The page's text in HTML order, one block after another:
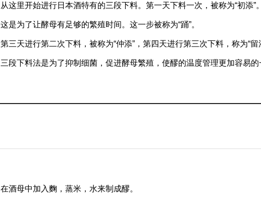
从这里开始进行日本酒特有的三段下料。第一天下料一次，被称为“初添”
这是为了让酵母有足够的繁殖时间。这一步被称为“踊”。
第三天进行第二次下料，被称为“仲添”，第四天进行第三次下料，称为“留
三段下料法是为了抑制细菌，促进酵母繁殖，使醪的温度管理更加容易的
在酒母中加入麴，蒸米，水来制成醪。